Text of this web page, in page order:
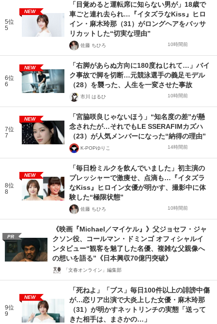
5位
5
NEW
「目覚めると運転席に知らない男が」18歳で
車ごと連れ去られ…『イタズラなKiss』ヒロ
イン・麻木玲那（31）がロングヘアをバッサ
リカットした“切実な理由”
佐藤 ちひろ 10時間前
6位
6
NEW
「右脚があらぬ方向に180度ねじれて…」バイ
ク事故で脚を切断…元競泳選手の義足モデル
（28）を襲った、人生を一変させた事故
市川 はるひ 10時間前
7位
7
NEW
「宮脇咲良じゃないほう」“知名度の差”が懸
念されたが…それでもLE SSERAFIMカズハ
（23）が人気メンバーになった“納得の理由”
K-POPゆりこ 14時間前
8位
8
NEW
「毎日粉ミルクを飲んでいました」初主演の
プレッシャーで激痩せ、点滴も…『イタズラ
なKiss』ヒロイン女優が明かす、撮影中に体
験した“極限状態”
佐藤 ちひろ 10時間前
PR
《映画『Michael／マイケル』》父ジョセフ・ジャ
クソン役、コールマン・ドミンゴ オフィシャルイ
ンタビュー“観客を魅了した名優、複雑な父親像へ
の想いを語る”《日本興収70億円突破》
「文春オンライン」編集部
9位
9
NEW
「死ねよ」「ブス」毎日100件以上の誹謗中傷
が…恋リア出演で大炎上した女優・麻木玲那
（31）が明かすネットリンチの実態「送って
きた相手は、まさかの…」